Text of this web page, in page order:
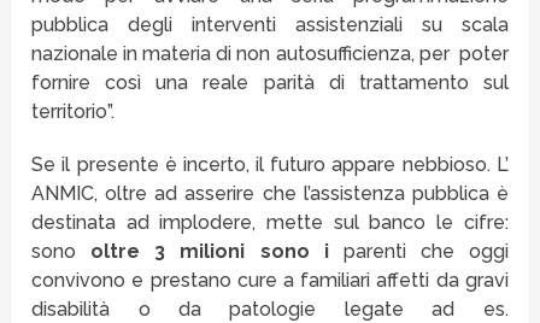
pubblica degli interventi assistenziali su scala
nazionale in materia di non autosufficienza, per poter
fornire così una reale parità di trattamento sul
territorio”.
Se il presente è incerto, il futuro appare nebbioso. L’
ANMIC, oltre ad asserire che l’assistenza pubblica è
destinata ad implodere, mette sul banco le cifre:
sono oltre 3 milioni sono iparenti che oggi
convivono e prestano cure a familiari affetti da gravi
disabilità o da patologie legate ad es.